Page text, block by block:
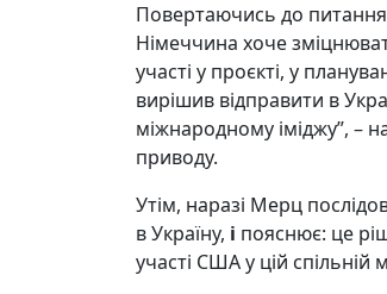
Повертаючись до
Німеччина хоче
участі у проєкті, у
вирішив відправити в
міжнародному іміджу”, –
приводу.
Утім, наразі Мерц
в Україну, і пояснює: це
участі США у цій спільній